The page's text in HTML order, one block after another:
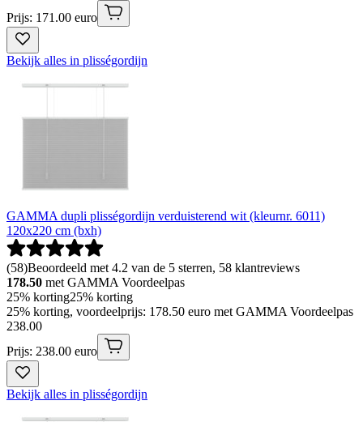
Prijs: 171.00 euro
Bekijk alles in plisségordijn
GAMMA dupli plisségordijn verduisterend wit (kleurnr. 6011)
120x220 cm (bxh)
(58)Beoordeeld met 4.2 van de 5 sterren, 58 klantreviews
178.50 met GAMMA Voordeelpas
25% korting25% korting
25% korting, voordeelprijs: 178.50 euro met GAMMA Voordeelpas
238.00
Prijs: 238.00 euro
Bekijk alles in plisségordijn